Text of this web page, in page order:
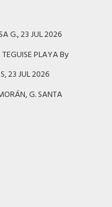
G., 23 JUL 2026
PLAYA By
23 JUL 2026
G. SANTA